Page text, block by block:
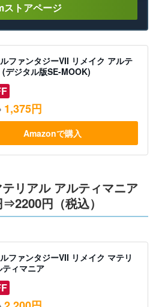
ストアページ
ファンタジーVII リメイク アルテ
(デジタル版SE-MOOK)
1,375円
Amazonで購入
テリアル アルティマニア
円（税込）
ファンタジーVII リメイク マテリ
ィマニア